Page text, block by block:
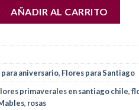
Chile.!! Florero con Flores
AÑADIR AL CARRITO
para aniversario, Flores para Santiago
primaverales en santiago chile,
, rosas